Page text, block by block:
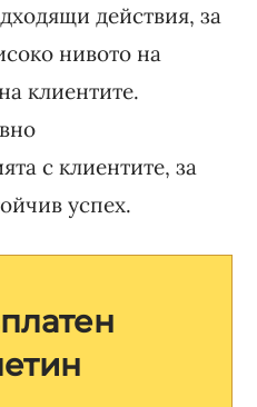
действия, за
нивото на
клиентите.
с клиентите, за
успех.